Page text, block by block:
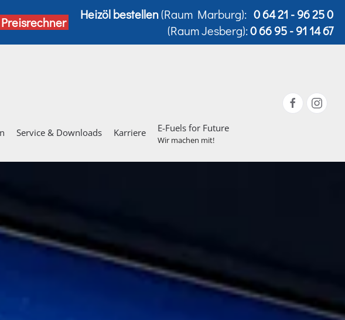
Heizöl bestellen(Raum Marburg): 0 64 21 - 96 25 0
(Raum Jesberg):0 66 95 - 91 14 67
Service & Downloads Karriere E-Fuels for Future
Wir machen mit!